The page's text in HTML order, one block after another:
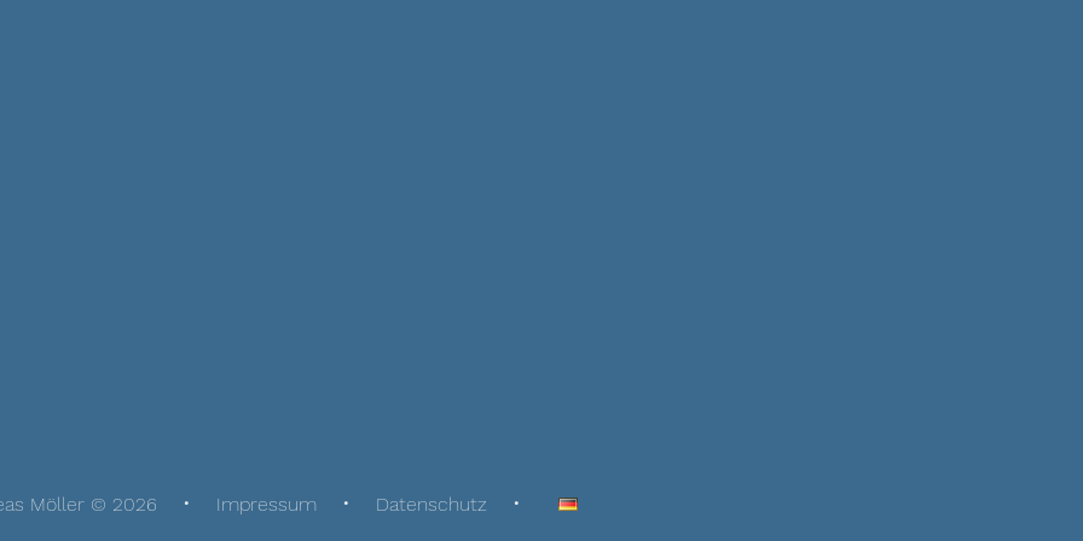
Möller © 2026 Impressum Datenschutz